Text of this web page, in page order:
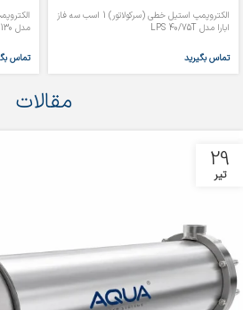
الکتروپمپ استیل خطی (سرکولاتور) 1 اسب سه فاز
ابارا مدل LPS 40/75T
تماس بگیرید
مدل MR 43/1/130
تماس
مقالات
29
تیر